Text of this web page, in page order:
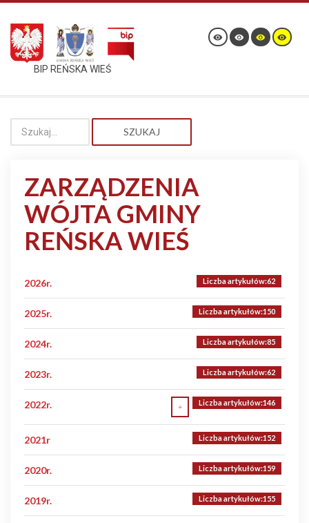
BIP REŃSKA WIEŚ
SZUKAJ
ZARZĄDZENIA
WÓJTA GMINY
REŃSKA WIEŚ
2026r. Liczba artykułów:62
2025r. Liczba artykułów:150
2024r. Liczba artykułów:85
2023r. Liczba artykułów:62
2022r. Liczba artykułów:146
Kamionka Liczba artykułów:1
2021r Liczba artykułów:152
2020r. Liczba artykułów:159
2019r. Liczba artykułów:155